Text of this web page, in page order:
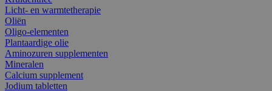
Licht- en warmtetherapie
Oliën
Oligo-elementen
Plantaardige olie
Aminozuren supplementen
Mineralen
Calcium supplement
Jodium tabletten